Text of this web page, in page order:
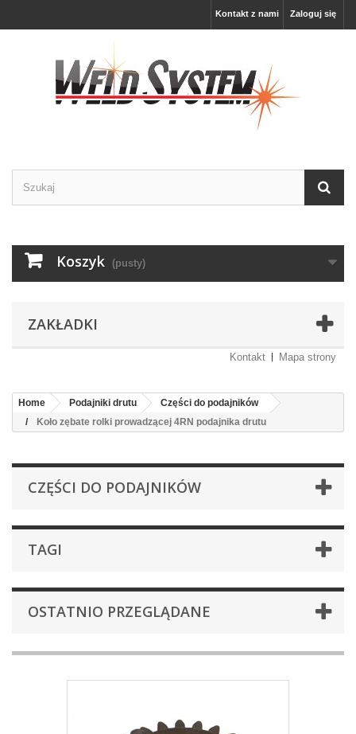
Zaloguj się
Kontakt z nami
Koszyk (pusty)
ZAKŁADKI
Kontakt Mapa strony
Home Podajniki drutu
Części do podajników
Koło zębate rolki prowadzącej 4RN podajnika drutu
CZĘŚCI DO PODAJNIKÓW
TAGI
OSTATNIO PRZEGLĄDANE